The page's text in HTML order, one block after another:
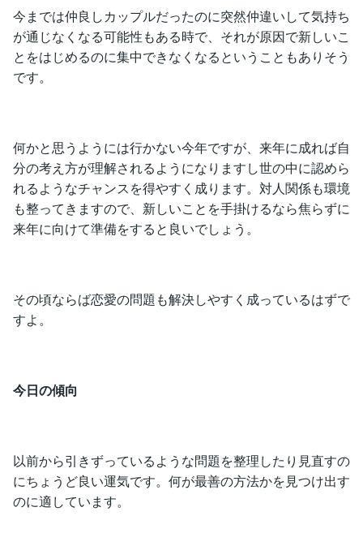
今までは仲良しカップルだったのに突然仲違いして気持ち
が通じなくなる可能性もある時で、それが原因で新しいこ
とをはじめるのに集中できなくなるということもありそう
です。
何かと思うようには行かない今年ですが、来年に成れば自
分の考え方が理解されるようになりますし世の中に認めら
れるようなチャンスを得やすく成ります。対人関係も環境
も整ってきますので、新しいことを手掛けるなら焦らずに
来年に向けて準備をすると良いでしょう。
その頃ならば恋愛の問題も解決しやすく成っているはずで
すよ。
今日の傾向
以前から引きずっているような問題を整理したり見直すの
にちょうど良い運気です。何が最善の方法かを見つけ出す
のに適しています。